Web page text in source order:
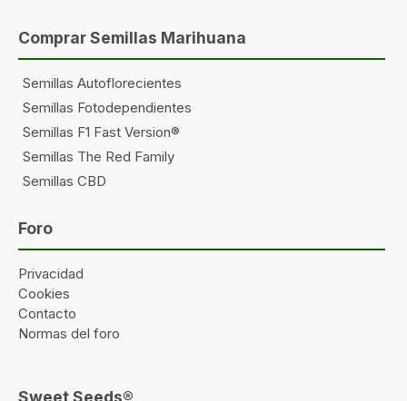
Comprar Semillas Marihuana
Semillas Autoflorecientes
Semillas Fotodependientes
Semillas F1 Fast Version®
Semillas The Red Family
Semillas CBD
Foro
Privacidad
Cookies
Contacto
Normas del foro
Sweet Seeds®